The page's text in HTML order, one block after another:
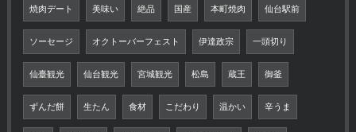
焼肉デート 美味い 絶品 国産 本町焼肉 仙台駅前
ソーセージ オクトーバーフェスト 伊達政宗 一頭切り
仙臺観光 仙台観光 宮城観光 松島 蔵王 御釜
ずんだ餅 生たん 食材 こだわり 温かい 辛うま